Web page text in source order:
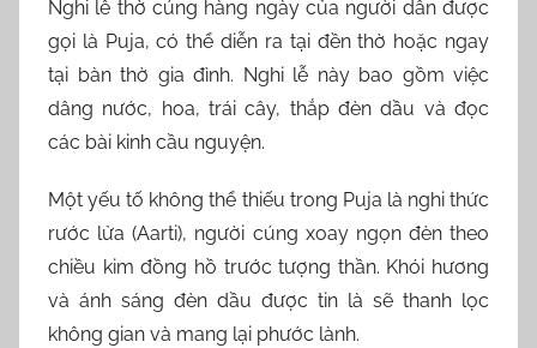
Nghi lễ thờ cúng hàng ngày của người dân được
gọi là Puja, có thể diễn ra tại đền thờ hoặc ngay
tại bàn thờ gia đình. Nghi lễ này bao gồm việc
dâng nước, hoa, trái cây, thắp đèn dầu và đọc
các bài kinh cầu nguyện.
Một yếu tố không thể thiếu trong Puja là nghi thức
rước lửa (Aarti), người cúng xoay ngọn đèn theo
chiều kim đồng hồ trước tượng thần. Khói hương
và ánh sáng đèn dầu được tin là sẽ thanh lọc
không gian và mang lại phước lành.